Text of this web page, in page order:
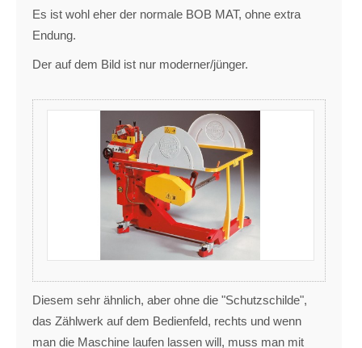
Es ist wohl eher der normale BOB MAT, ohne extra
Endung.
Der auf dem Bild ist nur moderner/jünger.
Diesem sehr ähnlich, aber ohne die "Schutzschilde",
das Zählwerk auf dem Bedienfeld, rechts und wenn
man die Maschine laufen lassen will, muss man mit